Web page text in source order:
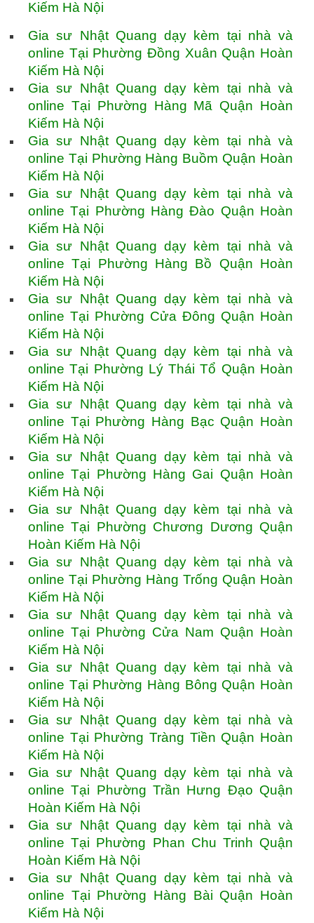
Kiếm Hà Nội
Gia sư Nhật Quang dạy kèm tại nhà và
online Tại Phường Đồng Xuân Quận Hoàn
Kiếm Hà Nội
Gia sư Nhật Quang dạy kèm tại nhà và
online Tại Phường Hàng Mã Quận Hoàn
Kiếm Hà Nội
Gia sư Nhật Quang dạy kèm tại nhà và
online Tại Phường Hàng Buồm Quận Hoàn
Kiếm Hà Nội
Gia sư Nhật Quang dạy kèm tại nhà và
online Tại Phường Hàng Đào Quận Hoàn
Kiếm Hà Nội
Gia sư Nhật Quang dạy kèm tại nhà và
online Tại Phường Hàng Bồ Quận Hoàn
Kiếm Hà Nội
Gia sư Nhật Quang dạy kèm tại nhà và
online Tại Phường Cửa Đông Quận Hoàn
Kiếm Hà Nội
Gia sư Nhật Quang dạy kèm tại nhà và
online Tại Phường Lý Thái Tổ Quận Hoàn
Kiếm Hà Nội
Gia sư Nhật Quang dạy kèm tại nhà và
online Tại Phường Hàng Bạc Quận Hoàn
Kiếm Hà Nội
Gia sư Nhật Quang dạy kèm tại nhà và
online Tại Phường Hàng Gai Quận Hoàn
Kiếm Hà Nội
Gia sư Nhật Quang dạy kèm tại nhà và
online Tại Phường Chương Dương Quận
Hoàn Kiếm Hà Nội
Gia sư Nhật Quang dạy kèm tại nhà và
online Tại Phường Hàng Trống Quận Hoàn
Kiếm Hà Nội
Gia sư Nhật Quang dạy kèm tại nhà và
online Tại Phường Cửa Nam Quận Hoàn
Kiếm Hà Nội
Gia sư Nhật Quang dạy kèm tại nhà và
online Tại Phường Hàng Bông Quận Hoàn
Kiếm Hà Nội
Gia sư Nhật Quang dạy kèm tại nhà và
online Tại Phường Tràng Tiền Quận Hoàn
Kiếm Hà Nội
Gia sư Nhật Quang dạy kèm tại nhà và
online Tại Phường Trần Hưng Đạo Quận
Hoàn Kiếm Hà Nội
Gia sư Nhật Quang dạy kèm tại nhà và
online Tại Phường Phan Chu Trinh Quận
Hoàn Kiếm Hà Nội
Gia sư Nhật Quang dạy kèm tại nhà và
online Tại Phường Hàng Bài Quận Hoàn
Kiếm Hà Nội